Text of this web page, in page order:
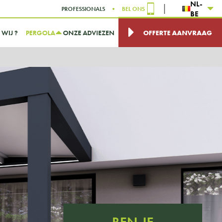
PROFESSIONALS BEL ONS
NL-
BE
? PERGOLA ONZE ADVIEZEN OFFERTE AANVRAAG